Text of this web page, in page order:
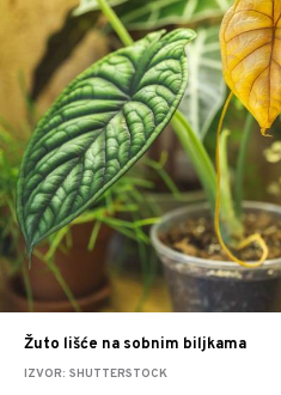
Žuto lišće na sobnim biljkama
IZVOR: SHUTTERSTOCK